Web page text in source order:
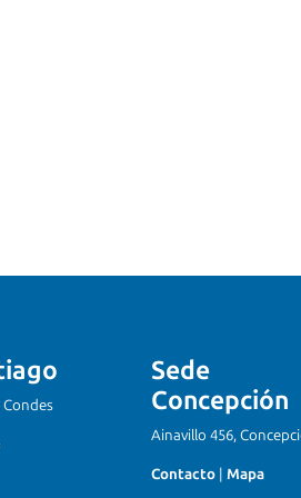
Condes
Sede
Concepción
Ainavillo 456,
Contacto Mapa